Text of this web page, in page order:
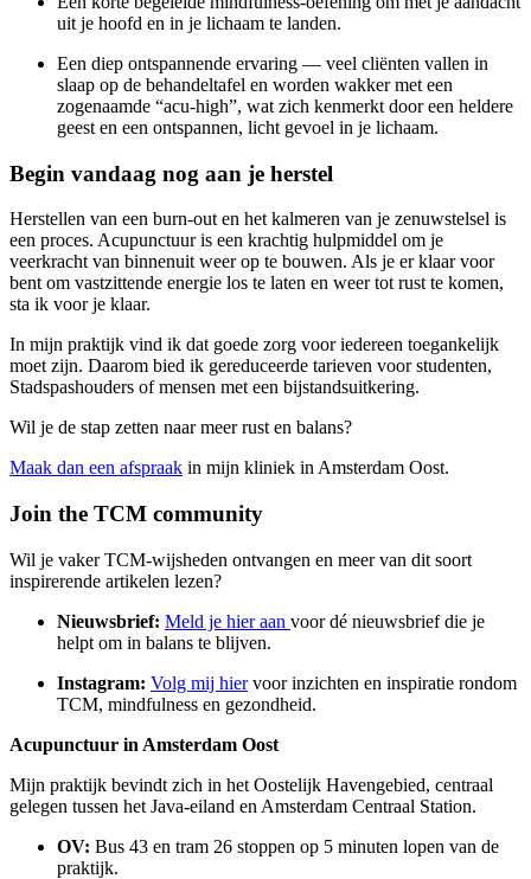
uit je hoofd en in je lichaam te landen.
Een diep ontspannende ervaring — veel cliënten vallen in
slaap op de behandeltafel en worden wakker met een
zogenaamde “acu-high”, wat zich kenmerkt door een heldere
geest en een ontspannen, licht gevoel in je lichaam.
Begin vandaag nog aan je herstel
Herstellen van een burn-out en het kalmeren van je zenuwstelsel is
een proces. Acupunctuur is een krachtig hulpmiddel om je
veerkracht van binnenuit weer op te bouwen. Als je er klaar voor
bent om vastzittende energie los te laten en weer tot rust te komen,
sta ik voor je klaar.
In mijn praktijk vind ik dat goede zorg voor iedereen toegankelijk
moet zijn. Daarom bied ik gereduceerde tarieven voor studenten,
Stadspashouders of mensen met een bijstandsuitkering.
Wil je de stap zetten naar meer rust en balans?
Maak dan een afspraak in mijn kliniek in Amsterdam Oost.
Join the TCM community
Wil je vaker TCM-wijsheden ontvangen en meer van dit soort
inspirerende artikelen lezen?
Nieuwsbrief: Meld je hier aan voor dé nieuwsbrief die je
helpt om in balans te blijven.
Instagram: Volg mij hiervoor inzichten en inspiratie rondom
TCM, mindfulness en gezondheid.
Acupunctuur in Amsterdam Oost
Mijn praktijk bevindt zich in het Oostelijk Havengebied, centraal
gelegen tussen het Java-eiland en Amsterdam Centraal Station.
OV: Bus 43 en tram 26 stoppen op 5 minuten lopen van de
praktijk.